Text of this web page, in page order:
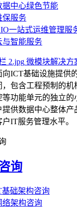
据中心绿色节能
保服务
一站式运维管理服
与智能服务
微模块解决方
向ICT基础设施提供
，包含工程预制的
等功能单元的独立的
提供数据中心整体
户IT服务管理水平。
询
基础架构咨询
络架构咨询